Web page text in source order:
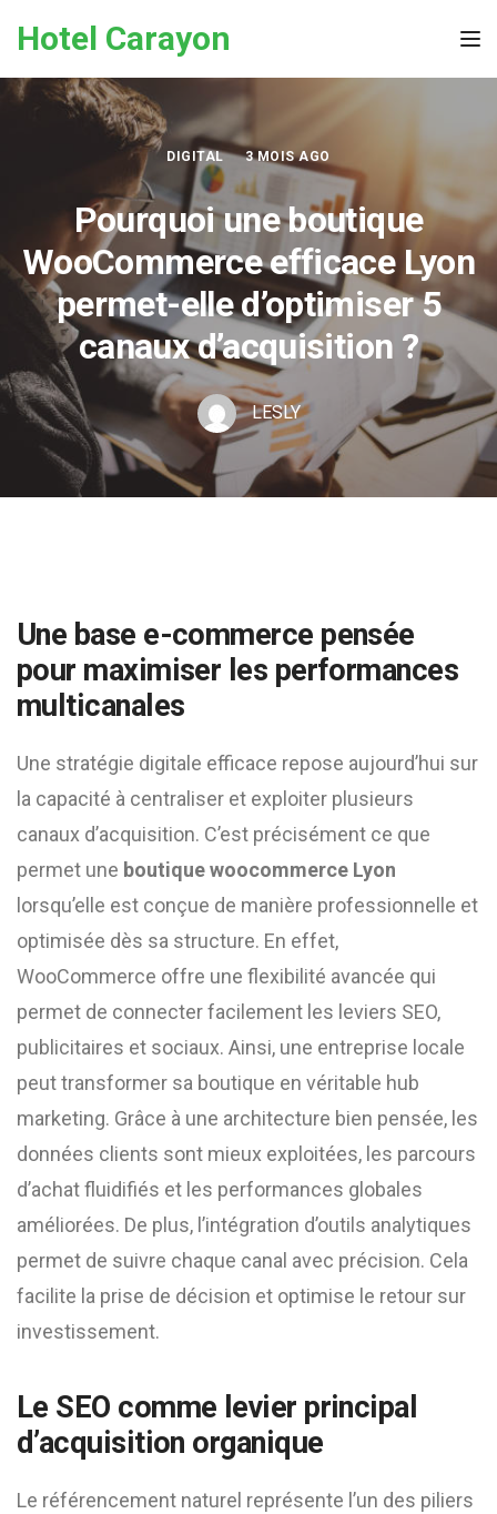
Hotel Carayon
DIGITAL 3 MOIS AGO
Pourquoi une boutique
WooCommerce efficace Lyon
permet-elle d’optimiser 5
canaux d’acquisition ?
LESLY
Une base e-commerce pensée
pour maximiser les performances
multicanales
Une stratégie digitale efficace repose aujourd’hui sur
la capacité à centraliser et exploiter plusieurs
canaux d’acquisition. C’est précisément ce que
permet une boutique woocommerce Lyon
lorsqu’elle est conçue de manière professionnelle et
optimisée dès sa structure. En effet,
WooCommerce offre une flexibilité avancée qui
permet de connecter facilement les leviers SEO,
publicitaires et sociaux. Ainsi, une entreprise locale
peut transformer sa boutique en véritable hub
marketing. Grâce à une architecture bien pensée, les
données clients sont mieux exploitées, les parcours
d’achat fluidifiés et les performances globales
améliorées. De plus, l’intégration d’outils analytiques
permet de suivre chaque canal avec précision. Cela
facilite la prise de décision et optimise le retour sur
investissement.
Le SEO comme levier principal
d’acquisition organique
Le référencement naturel représente l’un des piliers